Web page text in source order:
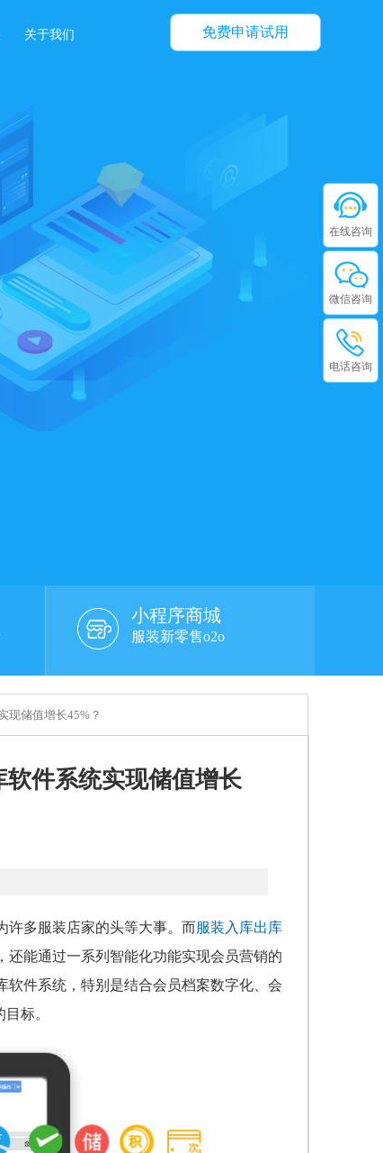
免费申请试用
关于我们
小程序商城
服装新零售o2o
现储值增长45%？
件系统实现储值增长
许多服装店家的头等大事。而服装入库出库
能通过一系列智能化功能实现会员营销的
件系统，特别是结合会员档案数字化、会
标。
在线咨询
微信咨询
电话咨询